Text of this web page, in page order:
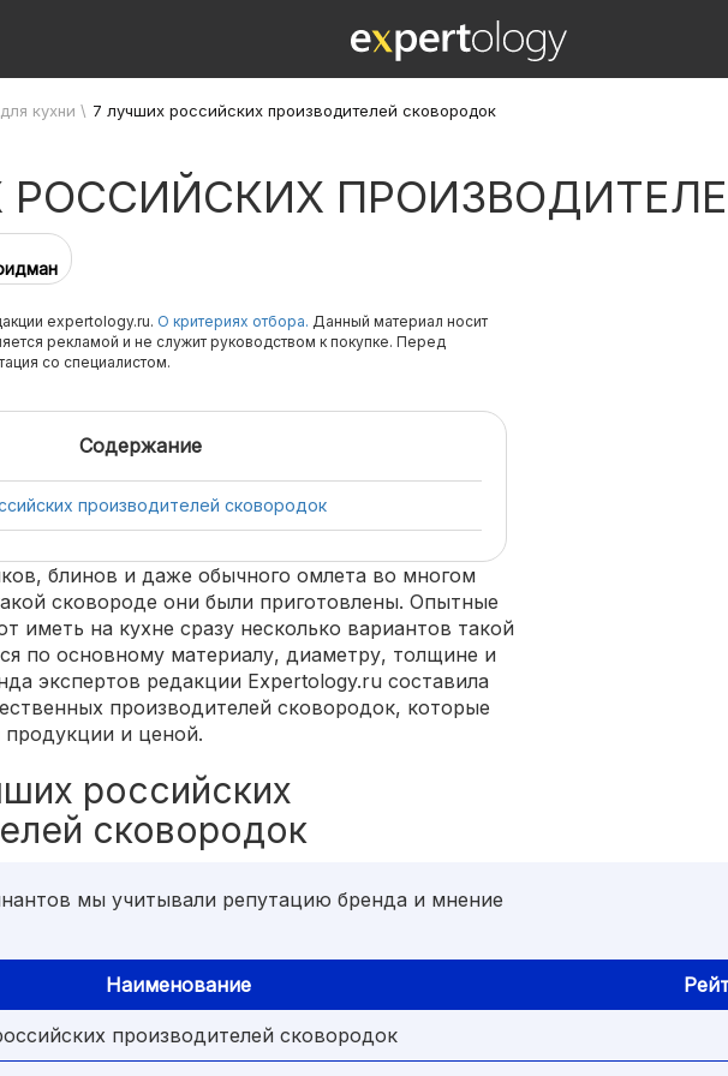
кухни \ 7 лучших российских производителей сковородок
РОССИЙСКИХ
expertology.ru. О критериях отбора. Данный материал носит
рекламой и не служит руководством к покупке. Перед
со специалистом.
Содержание
производителей сковородок
блинов и даже обычного омлета во многом
сковороде они были приготовлены. Опытные
иметь на кухне сразу несколько вариантов такой
по основному материалу, диаметру, толщине и
экспертов редакции Expertology.ru составила
производителей сковородок, которые
и ценой.
российских
сковородок
мы учитывали репутацию бренда и мнение
Наименование
производителей сковородок